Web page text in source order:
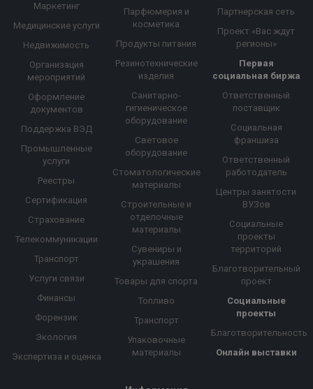
Маркетинг
Медицинские услуги
Недвижимость
Организация
мероприятий
Оформление
документов
Поддержка ВЭД
Промышленные
услуги
Реестры
Сертификация
Страхование
Телекоммуникации
Транспорт
Услуги связи
Финансы
Форензик
Экология
Экспертиза и оценка
Парфюмерия и
косметика
Продукты питания
Резинотехнические
изделия
Санитарно-
гигиеническое
оборудование
Световое
оборудование
Стоматологические
материалы
Строительные и
отделочные
материалы
Сувениры и
украшения
Товары для спорта
Топливо
Транспорт
Упаковочные
материалы
Партнерская сеть
Проект «Вас ждут
регионы»
Первая
социальная биржа
Ответственный
поставщик
Социальная
франшиза
Ответственный
работодатель
Центры занятости
ВУЗов
Социальные
проекты
территорий
Благотворительный
проект
Социальные
проекты
Благотворительность
Онлайн выставки